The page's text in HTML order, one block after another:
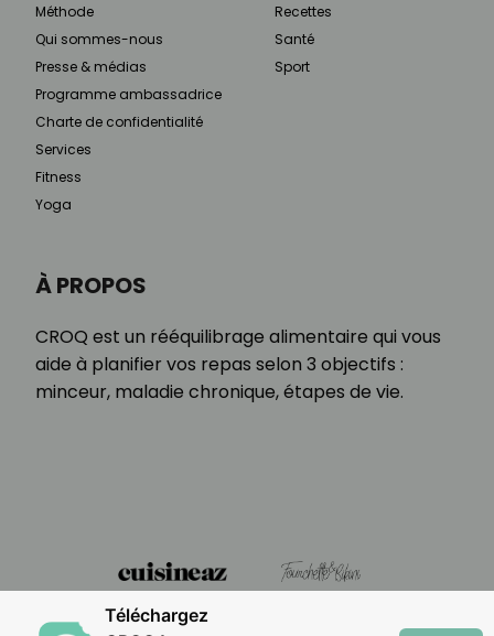
À PROPOS
CROQ est un rééquilibrage alimentaire qui vous
aide à planifier vos repas selon 3 objectifs :
minceur, maladie chronique, étapes de vie.
Méthode
Qui sommes-nous
Presse & médias
Programme ambassadrice
Charte de confidentialité
Services
Fitness
Yoga
Recettes
Santé
Sport
Téléchargez